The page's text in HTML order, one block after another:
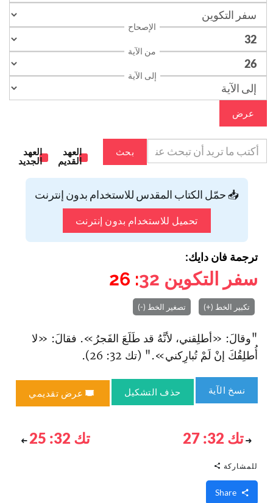
الإصحاح
من الآية
إلى الآية
عرض
بحث
العهد
القديم
العهد
الجديد
📥 حمّل الكتاب المقدس للاستخدام بدون إنترنت
تحميل للاستخدام بدون إنترنت
ترجمة فان دايك:
سفر التكوين 32
: 26
تكبير الخط (+) تصغير الخط (-)
"وقالَ: «أطلِقني، لأنَّهُ قد طَلَعَ الفَجرُ». فقالَ: «لا
أُطلِقُكَ إنْ لَمْ تُبارِكني»." (تك 32: 26).
نسخ الآية حذف التشكيل عرض تقديمي
تك 32: 27 تك 32: 25
للمشاركة